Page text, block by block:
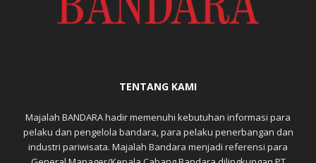
TENTANG KAMI
Majalah BANDARA hadir memenuhi kebutuhan informasi para
pelaku dan pengelola bandara, para pelaku penerbangan dan
industri pariwisata. Majalah Bandara menjadi referensi para